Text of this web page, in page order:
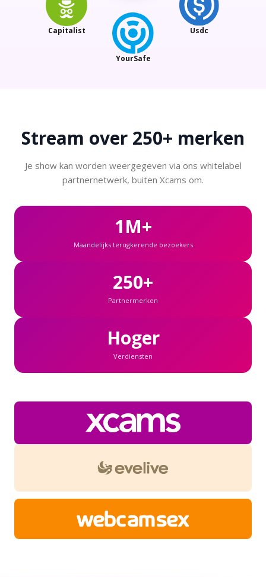
Usdc
YourSafe
Capitalist
Stream over 250+ merken
Je show kan worden weergegeven via ons whitelabel
partnernetwerk, buiten Xcams om.
1M+
Maandelijks terugkerende bezoekers
250+
Partnermerken
Hoger
Verdiensten